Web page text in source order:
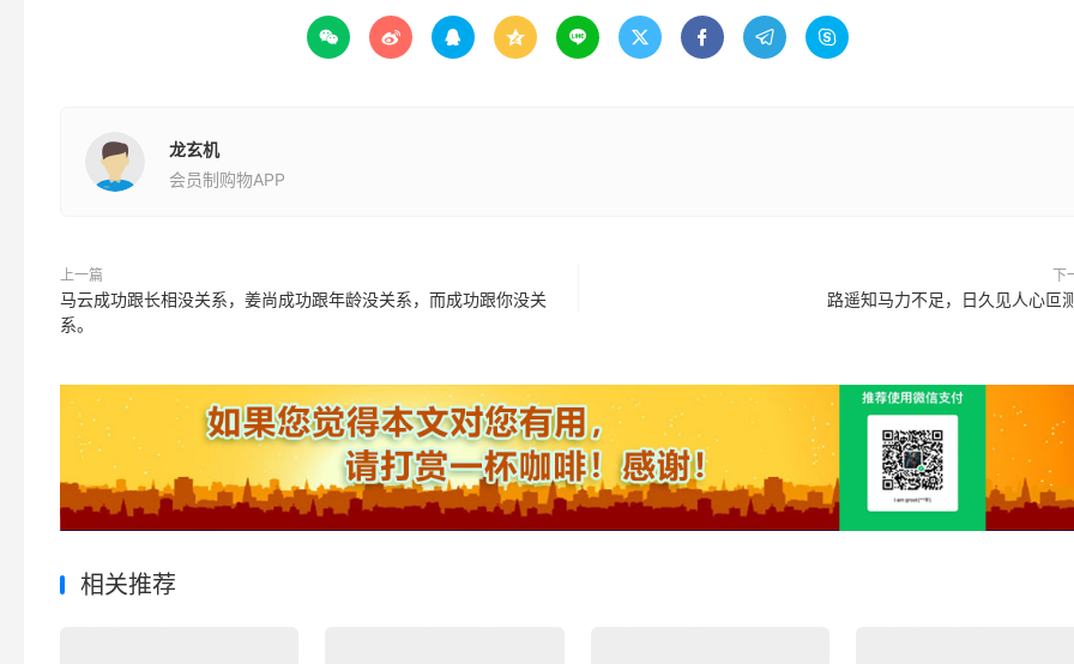
        
龙玄机
会员制购物APP
上一篇
马云成功跟长相没关系，姜尚成功跟年龄没关系，而成功跟你没关
系。
下
路遥知马力不足，日久见人心叵
相关推荐